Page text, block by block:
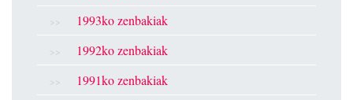
1993ko zenbakiak
1992ko zenbakiak
1991ko zenbakiak